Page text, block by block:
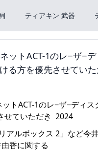
ティアキン 武器
トACT-1のレ−ザ−
る方を優先させてい
アルボックス 2」など
香に関する